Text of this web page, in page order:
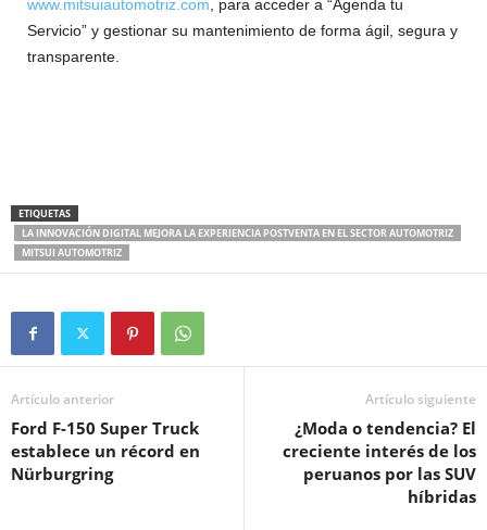
www.mitsuiautomotriz.com, para acceder a “Agenda tu
Servicio” y gestionar su mantenimiento de forma ágil, segura y
transparente.
ETIQUETAS
LA INNOVACIÓN DIGITAL MEJORA LA EXPERIENCIA POSTVENTA EN EL SECTOR AUTOMOTRIZ
MITSUI AUTOMOTRIZ
Artículo anterior
Ford F-150 Super Truck
establece un récord en
Nürburgring
Artículo siguiente
¿Moda o tendencia? El
creciente interés de los
peruanos por las SUV
híbridas